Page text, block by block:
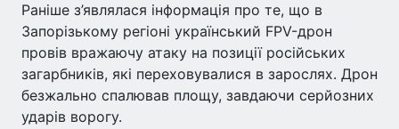
Раніше з’являлася інформація про те, що в
Запорізькому регіоні український FPV-дрон
провів вражаючу атаку на позиції російських
загарбників, які переховувалися в зарослях. Дрон
безжально спалював площу, завдаючи серйозних
ударів ворогу.